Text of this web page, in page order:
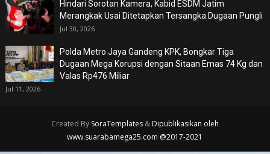
Hindari Sorotan Kamera, Kabid ESDM Jatim
Merangkak Usai Ditetapkan Tersangka Dugaan Pungli
Jul 30, 2026
Polda Metro Jaya Gandeng KPK, Bongkar Tiga
Dugaan Mega Korupsi dengan Sitaan Emas 74 Kg dan
Valas Rp476 Miliar
Jul 11, 2026
Created By SoraTemplates& Dipublikasikan oleh
www.suarabamega25.com @2017-2021